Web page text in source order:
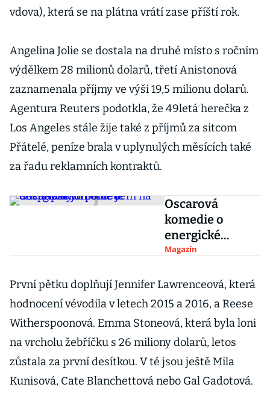
vdova), která se na plátna vrátí zase příští rok.
Angelina Jolie se dostala na druhé místo s ročním
výdělkem 28 milionů dolarů, třetí Anistonová
zaznamenala příjmy ve výši 19,5 milionu dolarů.
Agentura Reuters podotkla, že 49letá herečka z
Los Angeles stále žije také z příjmů za sitcom
Přátelé, peníze brala v uplynulých měsících také
za řadu reklamních kontraktů.
Oscarová
komedie o
energické
juniorce je
pohledem na
dospívání
Magazín
První pětku doplňují Jennifer Lawrenceová, která
hodnocení vévodila v letech 2015 a 2016, a Reese
Witherspoonová. Emma Stoneová, která byla loni
na vrcholu žebříčku s 26 miliony dolarů, letos
zůstala za první desítkou. V té jsou ještě Mila
Kunisová, Cate Blanchettová nebo Gal Gadotová.